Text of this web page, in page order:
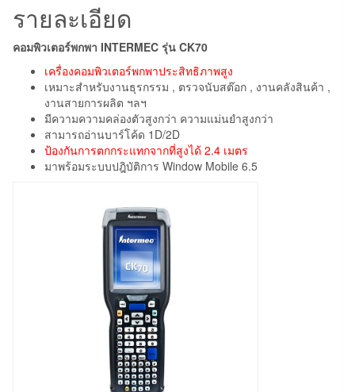
รายละเอียด
คอมพิวเตอร์พกพา INTERMEC รุ่น CK70
เครื่องคอมพิวเตอร์พกพาประสิทธิภาพสูง
เหมาะสำหรับงานธุรกรรม , ตรวจนับสต๊อก , งานคลังสินค้า ,
งานสายการผลิต ฯลฯ
มีความความคล่องตัวสูงกว่า ความแม่นยำสูงกว่า
สามารถอ่านบาร์โค้ด 1D/2D
ป้องกันการตกกระแทกจากที่สูงได้ 2.4 เมตร
มาพร้อมระบบปฎิบัติการ Window Mobile 6.5